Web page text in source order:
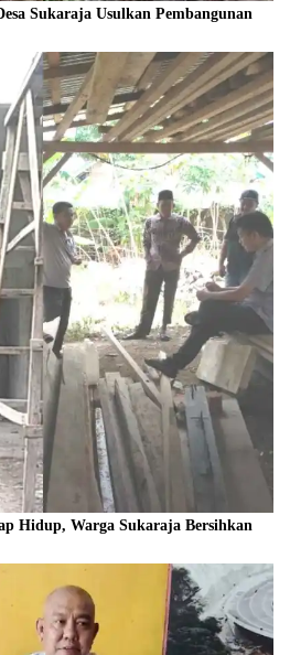
Sukaraja Usulkan Pembangunan
Hidup, Warga Sukaraja Bersihkan